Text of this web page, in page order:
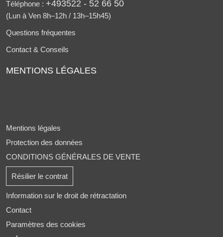
Téléphone : +493522 - 52 66 50
(Lun à Ven 8h–12h / 13h–15h45)
Questions fréquentes
Contact & Conseils
MENTIONS LÉGALES
Mentions légales
Protection des données
CONDITIONS GÉNÉRALES DE VENTE
Résilier le contrat
Information sur le droit de rétractation
Contact
Paramètres des cookies